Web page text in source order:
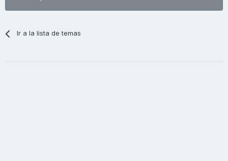
Ir a la lista de temas